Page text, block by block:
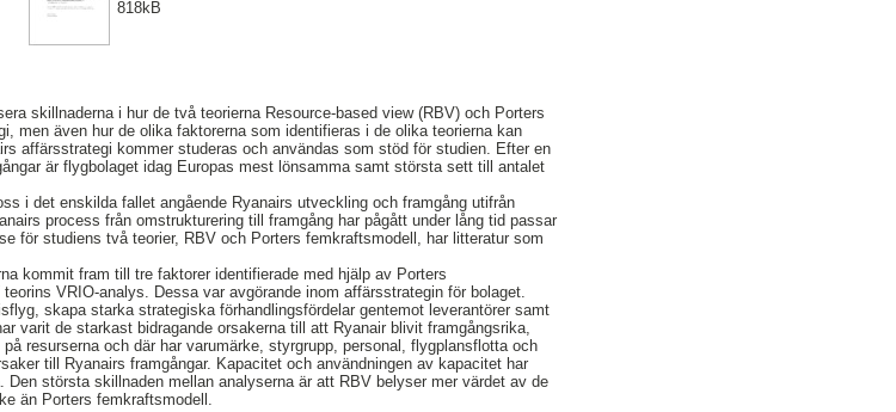
818kB
skillnaderna i hur de två teorierna Resource-based view (RBV) och Porters
men även hur de olika faktorerna som identifieras i de olika teorierna kan
affärsstrategi kommer studeras och användas som stöd för studien. Efter en
är flygbolaget idag Europas mest lönsamma samt största sett till antalet
i det enskilda fallet angående Ryanairs utveckling och framgång utifrån
process från omstrukturering till framgång har pågått under lång tid passar
för studiens två teorier, RBV och Porters femkraftsmodell, har litteratur som
kommit fram till tre faktorer identifierade med hjälp av Porters
VRIO-analys. Dessa var avgörande inom affärsstrategin för bolaget.
skapa starka strategiska förhandlingsfördelar gentemot leverantörer samt
varit de starkast bidragande orsakerna till att Ryanair blivit framgångsrika,
resurserna och där har varumärke, styrgrupp, personal, flygplansflotta och
till Ryanairs framgångar. Kapacitet och användningen av kapacitet har
största skillnaden mellan analyserna är att RBV belyser mer värdet av de
än Porters femkraftsmodell.